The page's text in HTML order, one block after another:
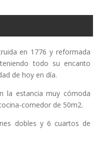
en 1776 y reformada
todo su encanto
de hoy en día.
la estancia muy cómoda
comedor de 50m2.
dobles y 6 cuartos de